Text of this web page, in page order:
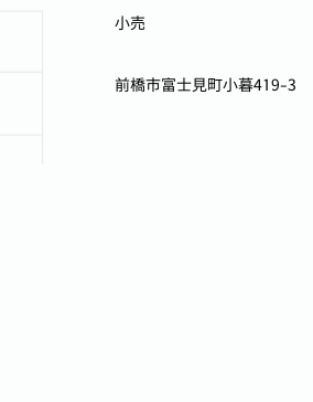
小売
前橋市富士見町小暮419-3